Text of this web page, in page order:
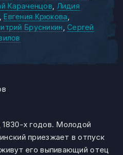
Караченцов
Лидия
Евгения Крюкова
Брусникин
Сергей
х годов. Молодой
приезжает в отпуск
его выпивающий отец